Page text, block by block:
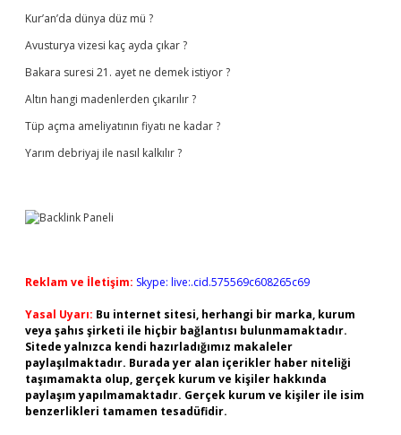
Kur’an’da dünya düz mü ?
Avusturya vizesi kaç ayda çıkar ?
Bakara suresi 21. ayet ne demek istiyor ?
Altın hangi madenlerden çıkarılır ?
Tüp açma ameliyatının fiyatı ne kadar ?
Yarım debriyaj ile nasıl kalkılır ?
Reklam ve İletişim: Skype: live:.cid.575569c608265c69
Yasal Uyarı: Bu internet sitesi, herhangi bir marka, kurum
veya şahıs şirketi ile hiçbir bağlantısı bulunmamaktadır.
Sitede yalnızca kendi hazırladığımız makaleler
paylaşılmaktadır. Burada yer alan içerikler haber niteliği
taşımamakta olup, gerçek kurum ve kişiler hakkında
paylaşım yapılmamaktadır. Gerçek kurum ve kişiler ile isim
benzerlikleri tamamen tesadüfidir.